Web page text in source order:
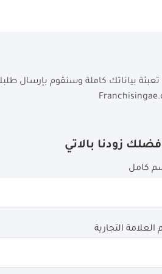
بياناتك كاملة وسنقوم بإرسال
زودنا بالاتي